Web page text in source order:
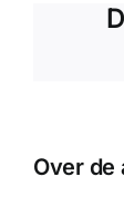
Over de